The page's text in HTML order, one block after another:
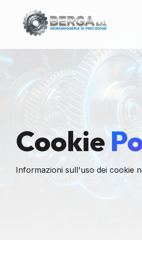
Cookie
Informazioni sull'uso dei cookie